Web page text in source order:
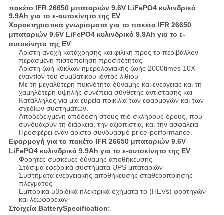
πακέτο IFR 26650 μπαταριών 9.6V LiFePO4 κυλινδρικό
9.9Ah για το ε-αυτοκίνητο της EV
Χαρακτηριστικά γνωρίσματα για το πακέτο IFR 26650
μπαταριών 9.6V LiFePO4 κυλινδρικό 9.9Ah για το ε-
αυτοκίνητο της EV
Άριστη ανοχή κατάχρησης και φιλική προς το περιβάλλον
περασμένη πιστοποίηση προσιτότητας
Άριστη ζωή κύκλων ημερολογιακής ζωής 2000times 10X
εναντίον του συμβατικού ιόντος λίθιου
Με τη μεγαλύτερη πυκνότητα δύναμης και ενέργειας και τη
χαμηλότερη υψηλής συνέπεια σύνθετης αντίστασης και
Κατάλληλος για μια ευρεία ποικιλία των εφαρμογών και των
σχεδίων συστημάτων.
Αποδεδειγμένη απόδοση στους πιό σκληρούς όρους, που
συνδυάζουν τη διάρκεια, την αξιοπιστία, και την ασφάλεια
Προσφέρει έναν άριστο συνδυασμό price-performance.
Εφαρμογή για το πακέτο IFR 26650 μπαταριών 9.6V
LiFePO4 κυλινδρικό 9.9Ah για το ε-αυτοκίνητο της EV
Φορητές συσκευές δύναμης αποθήκευσης
Στάσιμα εφεδρικά συστήματα UPS μπαταριών
Συστήματα ενεργειακής αποθήκευσης σταθεροποίησης
πλέγματος
Εμπορικά υβριδικά ηλεκτρικά οχήματα το (HEVs) φορτηγών
και λεωφορείων
Στοιχεία BatterySpecification: